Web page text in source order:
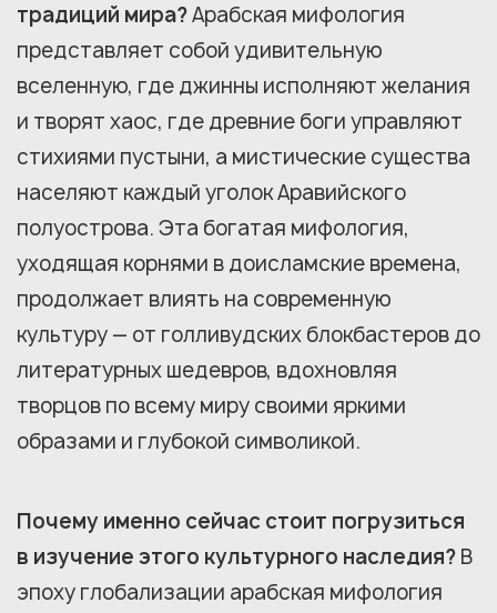
традиций мира?Арабская мифология
представляет собой удивительную
вселенную, где джинны исполняют желания
и творят хаос, где древние боги управляют
стихиями пустыни, а мистические существа
населяют каждый уголок Аравийского
полуострова. Эта богатая мифология,
уходящая корнями в доисламские времена,
продолжает влиять на современную
культуру — от голливудских блокбастеров до
литературных шедевров, вдохновляя
творцов по всему миру своими яркими
образами и глубокой символикой.
Почему именно сейчас стоит погрузиться
в изучение этого культурного наследия? В
эпоху глобализации арабская мифология